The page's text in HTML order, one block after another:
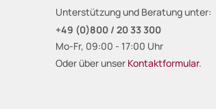
Unterstützung und Beratung unter:
+49 (0)800 / 20 33 300
Mo-Fr, 09:00 - 17:00 Uhr
Oder über unser Kontaktformular.